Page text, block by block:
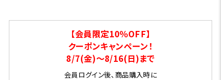
【会員限定10％OFF】
クーポンキャンペーン！
8/7(金)～8/16(日)まで
会員ログイン後、商品購入時に